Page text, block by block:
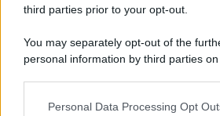
third parties prior to your opt-out.
You may separately opt-out of the
personal information by third parties on
This information may also be disclosed
Personal Data Processing Opt
Day Travel 365
Cineverse Magazine